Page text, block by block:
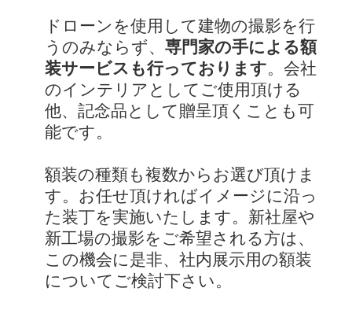
ドローンを使用して建物の撮影を行
うのみならず、 専門家の手による額
装サービスも行っております。会社
のインテリアとしてご使用頂ける
他、記念品として贈呈頂くことも可
能です。
額装の種類も複数からお選び頂けま
す。お任せ頂ければイメージに沿っ
た装丁を実施いたします。新社屋や
新工場の撮影をご希望される方は、
この機会に是非、社内展示用の額装
についてご検討下さい。